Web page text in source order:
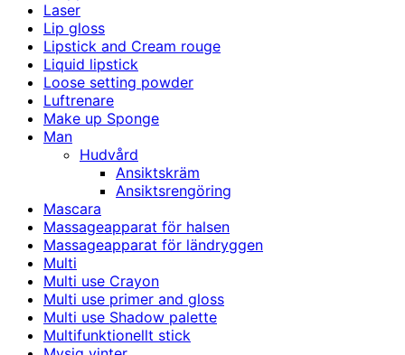
Laser
Lip gloss
Lipstick and Cream rouge
Liquid lipstick
Loose setting powder
Luftrenare
Make up Sponge
Man
Hudvård
Ansiktskräm
Ansiktsrengöring
Mascara
Massageapparat för halsen
Massageapparat för ländryggen
Multi
Multi use Crayon
Multi use primer and gloss
Multi use Shadow palette
Multifunktionellt stick